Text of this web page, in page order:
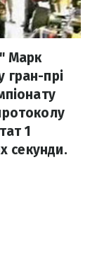
Марк
гран-прі
1
секунди.